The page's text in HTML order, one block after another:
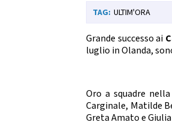
Riproduzione musicale Siae-Scf
Assicurazione
Visite Medico Sportive FMSI
BENEMERENZE
DIRIGENTI SPORTIVI
ULTIM'ORA
Grande successo ai
luglio in Olanda,
Oro a squadre
Carginale, Matilde
Greta Amato e